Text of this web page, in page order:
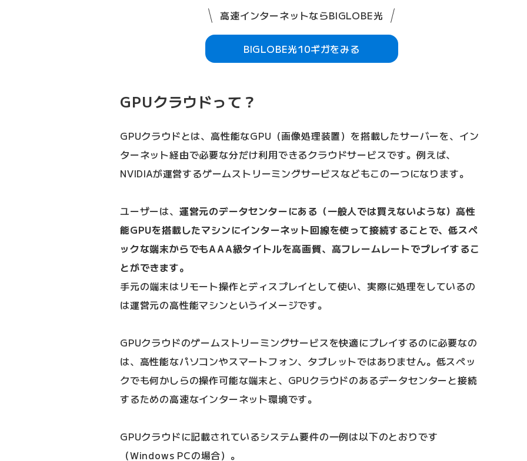
高速インターネットならBIGLOBE光
BIGLOBE光10ギガをみる
GPUクラウドって？
GPUクラウドとは、高性能なGPU（画像処理装置）を搭載したサーバーを、イン
ターネット経由で必要な分だけ利用できるクラウドサービスです。例えば、
NVIDIAが運営するゲームストリーミングサービスなどもこの一つになります。
ユーザーは、 運営元のデータセンターにある（一般人では買えないような）高性
能GPUを搭載したマシンにインターネット回線を使って接続することで、低スペ
ックな端末からでもAAA級タイトルを高画質、高フレームレートでプレイするこ
とができます。
手元の端末はリモート操作とディスプレイとして使い、実際に処理をしているの
は運営元の高性能マシンというイメージです。
GPUクラウドのゲームストリーミングサービスを快適にプレイするのに必要なの
は、高性能なパソコンやスマートフォン、タブレットではありません。低スペッ
クでも何かしらの操作可能な端末と、GPUクラウドのあるデータセンターと接続
するための高速なインターネット環境です。
GPUクラウドに記載されているシステム要件の一例は以下のとおりです
（Windows PCの場合）。